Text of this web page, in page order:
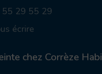
55 29 55 29
écrire
chez Corrèze